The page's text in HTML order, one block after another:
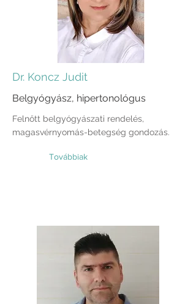
Dr. Koncz Judit
Belgyógyász, hipertonológus
Felnőtt belgyógyászati rendelés,
magasvérnyomás-betegség gondozás.
Továbbiak